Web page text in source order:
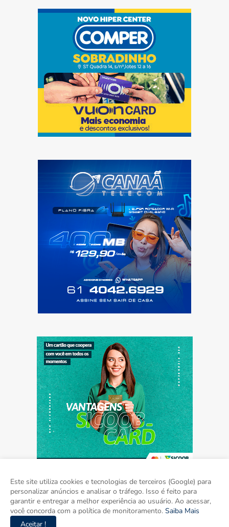
Home Sobre Contato Mídia Kit
Este site utiliza cookies e tecnologias de terceiros (Google) para
personalizar anúncios e analisar o tráfego. Isso é feito para
garantir e entregar a melhor experiência ao usuário. Ao acessar,
você concorda com a política de monitoramento. Saiba Mais
Aceitar !